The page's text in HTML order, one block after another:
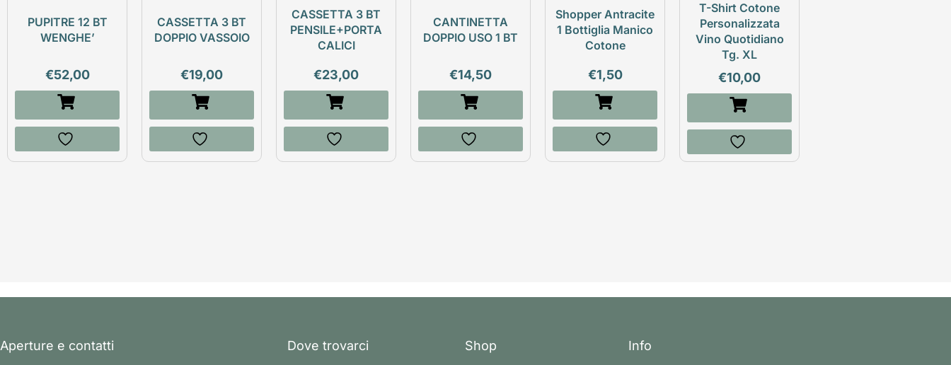
PUPITRE 12 BT
WENGHE’
€52,00
CASSETTA 3 BT
DOPPIO VASSOIO
€19,00
CASSETTA 3 BT
PENSILE+PORTA
CALICI
€23,00
CANTINETTA
DOPPIO USO 1 BT
€14,50
Shopper Antracite
1 Bottiglia Manico
Cotone
€1,50
T-Shirt Cotone
Personalizzata
Vino Quotidiano
Tg. XL
€10,00
Aperture e contatti Dove trovarci Shop Info